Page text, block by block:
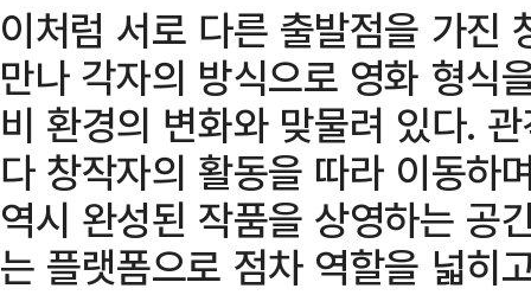
이처럼 서로 다른 출발점을 가진
만나 각자의 방식으로 영화 형식
비 환경의 변화와 맞물려 있다.
다 창작자의 활동을 따라 이동하
역시 완성된 작품을 상영하는 공
는 플랫폼으로 점차 역할을 넓히